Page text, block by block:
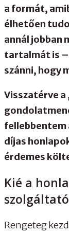
a formát,
élhetően
annál jobban
tartalmát is –
szánni, hogy
Visszatérve a
fellebbentem
díjas
érdemes
Kié a
Rengeteg